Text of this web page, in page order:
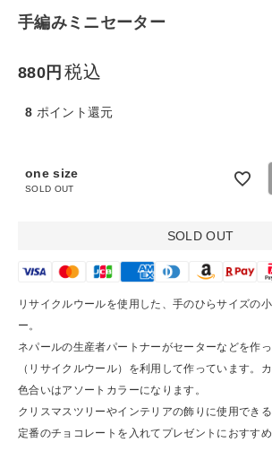
食品
ギフト
ブランド
ご利用ガイド
お問い合わせ
ショップリスト
手編みミニセーター
880 税込
8 ポイント還元
one size
SOLD OUT
SOLD OUT
リサイクルウールを使用した、手のひらサイズの
ー。
ネパールの生産者パートナーがセーターなどを作
（リサイクルウール）を利用して作っています。
色合いはアソートカラーになります。
クリスマスツリーやインテリアの飾りに使用でき
定番のチョコレートを入れてプレゼントにおすすめ